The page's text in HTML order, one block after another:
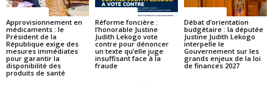
Approvisionnement en
médicaments : le
Président de la
République exige des
mesures immédiates
pour garantir la
disponibilité des
produits de santé
Réforme foncière :
l’honorable Justine
Judith Lekogo vote
contre pour dénoncer
un texte qu’elle juge
insuffisant face à la
fraude
Débat d’orientation
budgétaire : la députée
Justine Judith Lekogo
interpelle le
Gouvernement sur les
grands enjeux de la loi
de finances 2027